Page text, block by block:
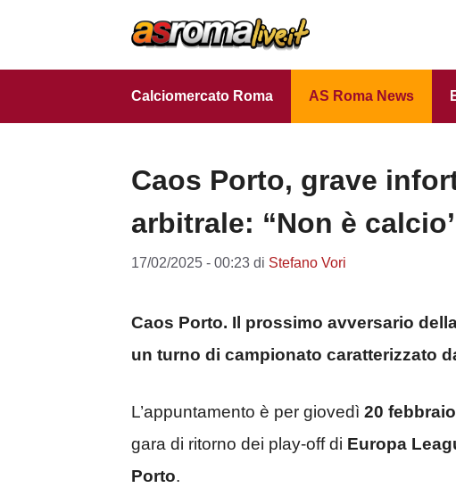
Calciomercato Roma AS Roma News
Caos Porto, grave
arbitrale: “Non è calcio’
17/02/2025 - 00:23 di Stefano Vori
Caos Porto. Il prossimo avversario
un turno di campionato caratterizzato
L’appuntamento è per giovedì 20 febbraio
gara di ritorno dei play-off di Europa
Porto.